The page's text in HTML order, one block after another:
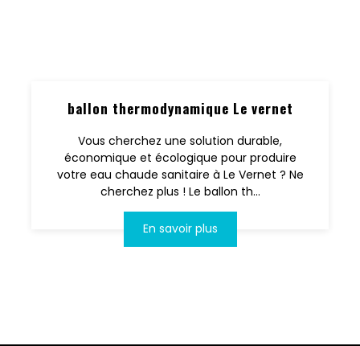
ballon thermodynamique Le vernet
Vous cherchez une solution durable,
économique et écologique pour produire
votre eau chaude sanitaire à Le Vernet ? Ne
cherchez plus ! Le ballon th...
En savoir plus